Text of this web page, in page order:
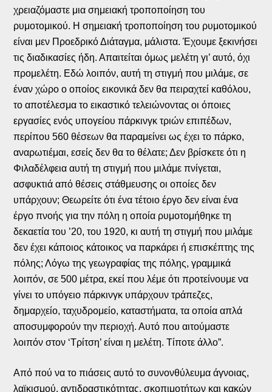
χρειαζόμαστε μια σημειακή τροποποίηση του
ρυμοτομικού. Η σημειακή τροποποίηση του ρυμοτομικού
είναι μεν Προεδρικό Διάταγμα, μάλιστα. Έχουμε ξεκινήσει
τις διαδικασίες ήδη. Απαιτείται όμως μελέτη γι’ αυτό, όχι
προμελέτη. Εδώ λοιπόν, αυτή τη στιγμή που μιλάμε, σε
έναν χώρο ο οποίος εικονικά δεν θα πειραχτεί καθόλου,
το αποτέλεσμα το εικαστικό τελειώνοντας οι όποιες
εργασίες ενός υπογείου πάρκινγκ τριών επιπέδων,
περίπου 560 θέσεων θα παραμείνει ως έχει το πάρκο,
αναρωτιέμαι, εσείς δεν θα το θέλατε; Δεν βρίσκετε ότι η
Φιλαδέλφεια αυτή τη στιγμή που μιλάμε πνίγεται,
ασφυκτιά από θέσεις στάθμευσης οι οποίες δεν
υπάρχουν; Θεωρείτε ότι ένα τέτοιο έργο δεν είναι ένα
έργο πνοής για την πόλη η οποία ρυμοτομήθηκε τη
δεκαετία του ’20, του 1920, κι αυτή τη στιγμή που μιλάμε
δεν έχει κάποιος κάτοικος να παρκάρει ή επισκέπτης της
πόλης; Λόγω της γεωγραφίας της πόλης, γραμμικά
λοιπόν, σε 500 μέτρα, εκεί που λέμε ότι προτείνουμε να
γίνει το υπόγειο πάρκινγκ υπάρχουν τράπεζες,
δημαρχείο, ταχυδρομείο, καταστήματα, τα οποία απλά
αποσυμφορούν την περιοχή. Αυτό που αιτούμαστε
λοιπόν στον ‘Τρίτση’ είναι η μελέτη. Τίποτε άλλο”.
Από πού να το πιάσεις αυτό το συνονθύλευμα άγνοιας,
λαϊκισμού, αντιδραστικότητας, σκοπιμοτήτων και κακών